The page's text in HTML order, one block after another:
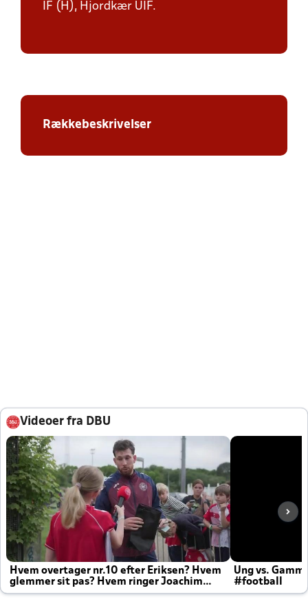
IF (H), Hjordkær UIF.
Rækkebeskrivelser
Videoer fra DBU
Hvem overtager nr.10 efter Eriksen? Hvem
glemmer sit pas? Hvem ringer Joachim
altid til efter kampe?
Ung vs.
#football